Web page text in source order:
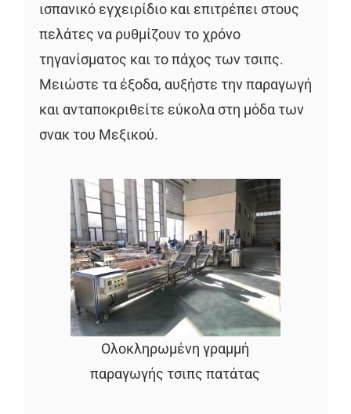
ισπανικό εγχειρίδιο και επιτρέπει στους
πελάτες να ρυθμίζουν το χρόνο
τηγανίσματος και το πάχος των τσιπς.
Μειώστε τα έξοδα, αυξήστε την παραγωγή
και ανταποκριθείτε εύκολα στη μόδα των
σνακ του Μεξικού.
Ολοκληρωμένη γραμμή
παραγωγής τσιπς πατάτας